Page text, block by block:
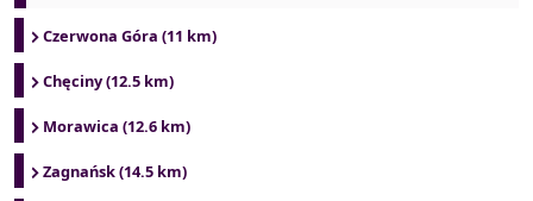
Czerwona Góra (11 km)
Chęciny (12.5 km)
Morawica (12.6 km)
Zagnańsk (14.5 km)